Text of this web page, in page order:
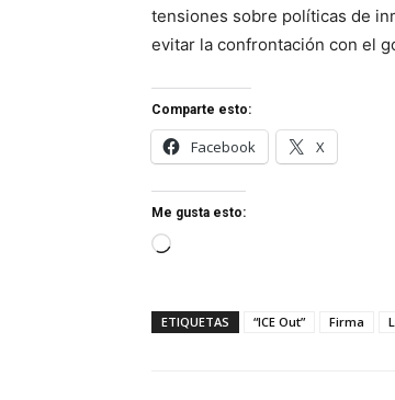
tensiones sobre políticas de
evitar la confrontación con el
Comparte esto:
Facebook X
Me gusta esto:
Cargando...
ETIQUETAS “ICE Out” Firma